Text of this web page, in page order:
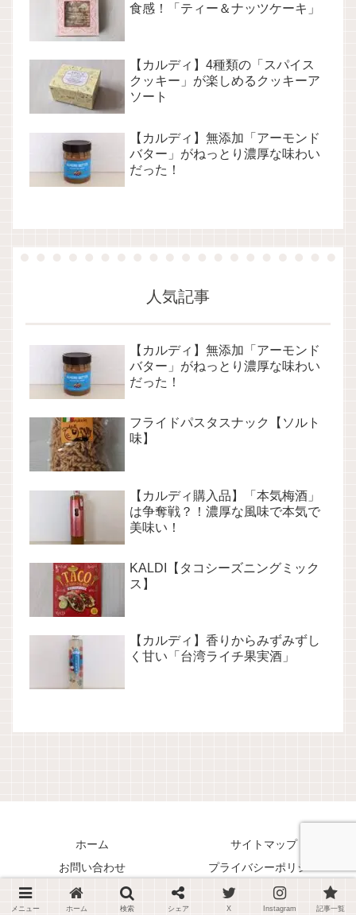
食感！「ティー＆ナッツケーキ」
【カルディ】4種類の「スパイス
クッキー」が楽しめるクッキーア
ソート
【カルディ】無添加「アーモンド
バター」がねっとり濃厚な味わい
だった！
人気記事
【カルディ】無添加「アーモンド
バター」がねっとり濃厚な味わい
だった！
フライドパスタスナック【ソルト
味】
【カルディ購入品】「本気梅酒」
は争奪戦？！濃厚な風味で本気で
美味い！
KALDI【タコシーズニングミック
ス】
【カルディ】香りからみずみずし
く甘い「台湾ライチ果実酒」
ホーム
サイトマップ
お問い合わせ
プライバシーポリシー
Copyright © 2018-2026 くまリオのススメ！ All Rights Reserved.
メニュー ホーム 検索 シェア X Instagram 記事一覧